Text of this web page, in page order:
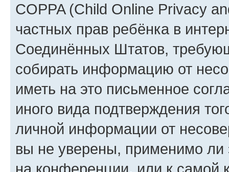
COPPA (Child Online Privacy
частных прав ребёнка в
Соединённых Штатов,
собирать информацию от
иметь на это письменное
иного вида подтверждения
личной информации от
вы не уверены, применимо ли